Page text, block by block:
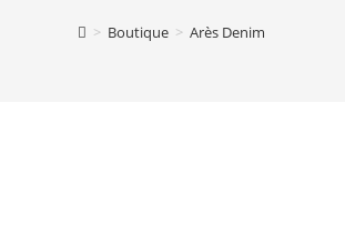
> Boutique > Arès Denim